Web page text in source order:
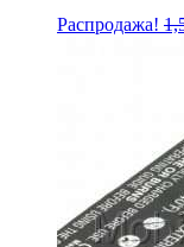
Распродажа!